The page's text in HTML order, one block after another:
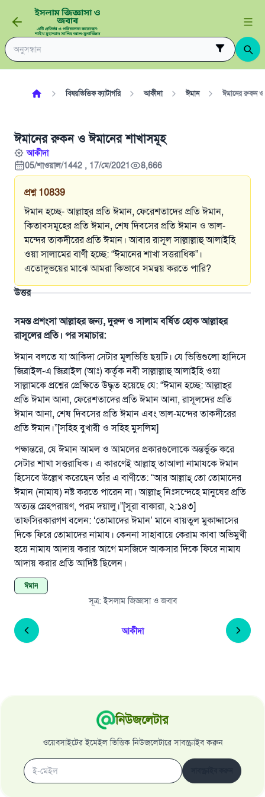
বিষয়ভিত্তিক ক্যাটাগরি আকীদা ঈমান ঈমানের রুকন ও
ঈমানের রুকন ও ঈমানের শাখাসমূহ
আকীদা
05/শাওয়াল/1442 , 17/মে/2021
8,666
প্রশ্ন 10839
ঈমান হচ্ছে- আল্লাহ্‌র প্রতি ঈমান, ফেরেশতাদের প্রতি ঈমান,
কিতাবসমূহের প্রতি ঈমান, শেষ দিবসের প্রতি ঈমান ও ভাল-
মন্দের তাকদীরের প্রতি ঈমান। আবার রাসূল সাল্লাল্লাহু আলাইহি
ওয়া সালামের বাণী হচ্ছে: “ঈমানের শাখা সত্তরাধিক”।
এতোদুভয়ের মাঝে আমরা কিভাবে সমন্বয় করতে পারি?
উত্তর
সমস্ত প্রশংসা আল্লাহর জন্য, দুরুদ ও সালাম বর্ষিত হোক আল্লাহর
রাসূলের প্রতি। পর সমাচার:
ঈমান বলতে যা আকিদা সেটার মূলভিত্তি ছয়টি। যে ভিত্তিগুলো হাদিসে
জিব্রাইল-এ জিব্রাইল (আঃ) কর্তৃক নবী সাল্লাল্লাহু আলাইহি ওয়া
সাল্লামকে প্রশ্নের প্রেক্ষিতে উদ্ধৃত হয়েছে যে: “ঈমান হচ্ছে: আল্লাহ্‌র
প্রতি ঈমান আনা, ফেরেশতাদের প্রতি ঈমান আনা, রাসূলদের প্রতি
ঈমান আনা, শেষ দিবসের প্রতি ঈমান এবং ভাল-মন্দের তাকদীরের
প্রতি ঈমান।”[সহিহ বুখারী ও সহিহ মুসলিম]
পক্ষান্তরে, যে ঈমান আমল ও আমলের প্রকারগুলোকে অন্তর্ভুক্ত করে
সেটার শাখা সত্তরাধিক। এ কারণেই আল্লাহ্‌ তাআলা নামাযকে ঈমান
হিসেবে উল্লেখ করেছেন তাঁর এ বাণীতে: “আর আল্লাহ্‌ তো তোমাদের
ঈমান (নামায) নষ্ট করতে পারেন না। আল্লাহ্‌ নিঃসন্দেহে মানুষের প্রতি
অত্যন্ত স্নেহপরায়ণ, পরম দয়ালু।”[সূরা বাকারা, ২:১৪৩]
তাফসিরকারগণ বলেন: ‘তোমাদের ঈমান’ মানে বায়তুল মুকাদ্দাসের
দিকে ফিরে তোমাদের নামায। কেননা সাহাবায়ে কেরাম কাবা অভিমুখী
হয়ে নামায আদায় করার আগে মসজিদে আকসার দিকে ফিরে নামায
আদায় করার প্রতি আদিষ্ট ছিলেন।
ঈমান
সূত্র:ইসলাম জিজ্ঞাসা ও জবাব
আকীদা
নিউজলেটার
ওয়েবসাইটের ইমেইল ভিত্তিক নিউজলেটারে সাবস্ক্রাইব করুন
উত্তর নম্বর ১১০৮৪৫ একটি বিবাহ রক্ষা
করেছিল।
উম্মাহকে উত্তর দিতে আমাদেরকে সহযোগিতা করুন
রাসূল সাল্লাল্লাহু আলাইহি ওয়া সাল্লাম বলেছেন
যে ব্যক্তি সৎ কর্মের পথ দেখাবে সে সৎকর্মকারীর সমান
সওয়াব পাবে
(সহিহ মুসলিম; ১৮৯৩)